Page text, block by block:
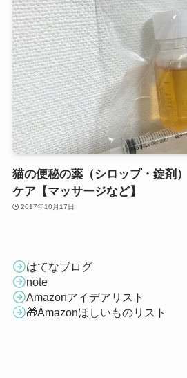
猫の便秘の薬（シロップ・錠剤
ケア【マッサージなど】
2017年10月17日
はてなブログ
note
Amazonアイデアリスト
🎁Amazonほしいものリスト